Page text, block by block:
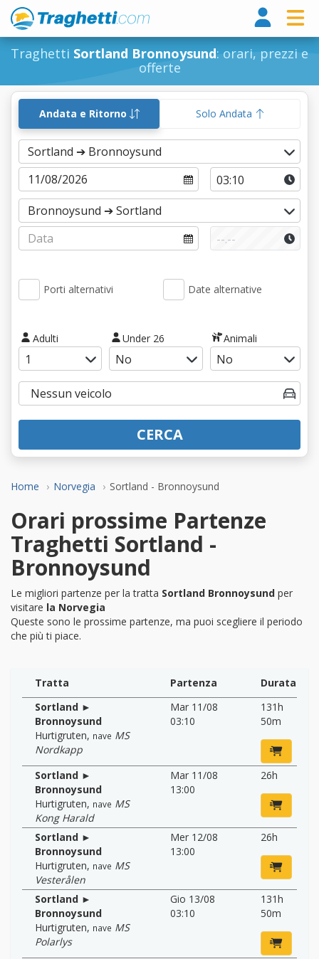
Traghetti Sortland Bronnoysund: orari, prezzi e
offerte
Home Norvegia Sortland - Bronnoysund
Andata e Ritorno Solo Andata
Porti alternativi Date alternative
Adulti Under 26 Animali
CERCA
Orari prossime Partenze
Traghetti Sortland -
Bronnoysund
Le migliori partenze per la tratta Sortland Bronnoysund per
visitare la Norvegia
Queste sono le prossime partenze, ma puoi scegliere il periodo
che più ti piace.
Tratta Partenza
Durata
Sortland ►
Bronnoysund
Hurtigruten, nave MS
Nordkapp
Mar 11/08
03:10
131h
50m
Sortland ►
Bronnoysund
Hurtigruten, nave MS
Kong Harald
Mar 11/08
13:00
26h
Sortland ►
Bronnoysund
Hurtigruten, nave MS
Vesterålen
Mer 12/08
13:00
26h
Sortland ►
Bronnoysund
Hurtigruten, nave MS
Polarlys
Gio 13/08
03:10
131h
50m